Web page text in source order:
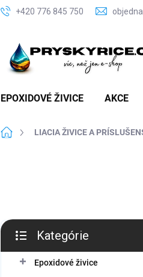
+420 776 845 750
EPOXIDOVÉ ŽIVICE AKCE
DomovLIACIA ŽIVICE A
ý
p
n
kategórie
Kategórie
Epoxidové živice